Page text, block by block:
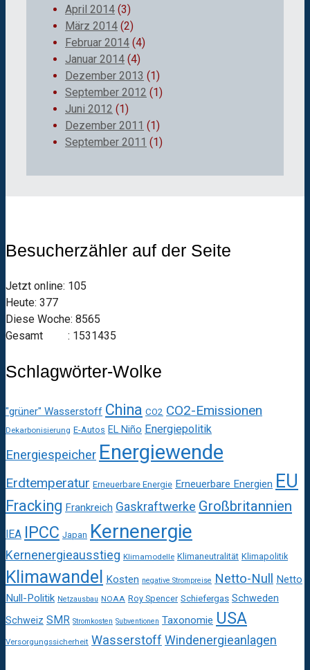
April 2014 (3)
März 2014 (2)
Februar 2014 (4)
Januar 2014 (4)
Dezember 2013 (1)
September 2012 (1)
Juni 2012 (1)
Dezember 2011 (1)
September 2011 (1)
Besucherzähler auf der Seite
Jetzt online: 105
Heute: 377
Diese Woche: 8565
Gesamt : 1531435
Schlagwörter-Wolke
"grüner" Wasserstoff China CO2 CO2-Emissionen
Dekarbonisierung E-Autos EL Niño Energiepolitik
Energiespeicher Energiewende
Erdtemperatur Erneuerbare Energie Erneuerbare Energien EU
Fracking Frankreich Gaskraftwerke Großbritannien
IEA IPCC Japan Kernenergie
Kernenergieausstieg Klimamodelle Klimaneutralität Klimapolitik
Klimawandel Kosten negative Strompreise Netto-Null Netto
Null-Politik Netzausbau NOAA Roy Spencer Schiefergas Schweden
Schweiz SMR Stromkosten Subventionen Taxonomie USA
Versorgungssicherheit Wasserstoff Windenergieanlagen